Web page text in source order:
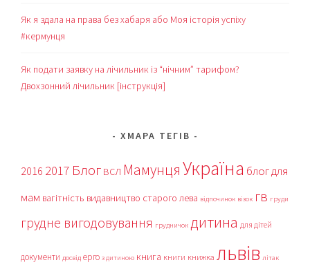
Як я здала на права без хабаря або Моя історія успіху
#кермунця
Як подати заявку на лічильник із “нічним” тарифом?
Двохзонний лічильник [інструкція]
ХМАРА ТЕГІВ
2016 2017 Блог ВСЛ МамунцяУкраїна блог для
мам вагітність видавництво старого лева відпочинок візок гв груди
грудне вигодовування грудничок дитина для дітей
документи досвід ерго з дитиною книга книги книжка львів літак